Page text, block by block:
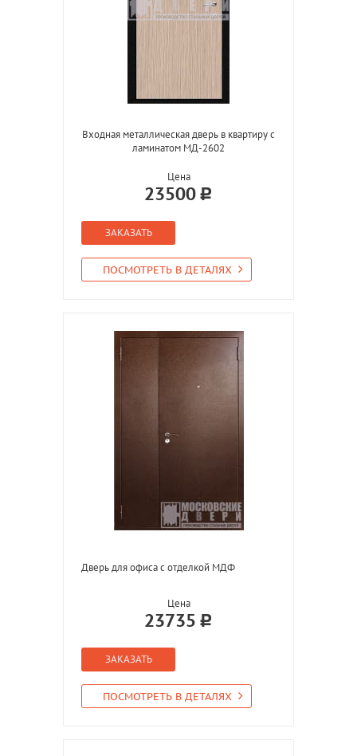
Входная металлическая дверь в квартиру с
ламинатом МД-2602
Цена
23500
ЗАКАЗАТЬ
ПОСМОТРЕТЬ В ДЕТАЛЯХ
Дверь для офиса с отделкой МДФ
Цена
23735
ЗАКАЗАТЬ
ПОСМОТРЕТЬ В ДЕТАЛЯХ